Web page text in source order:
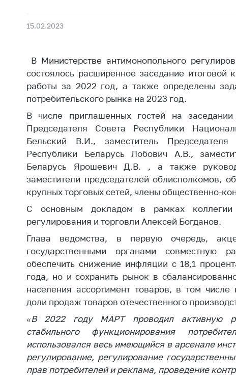
Белорусская
универсальная
Общественная
жизнь
Идеологическая
работа
Официальные
геральдические
символы
5 лет МАРТ
Деятельность
Антимонопольное
конкуренция
Торговля и услуги
Регулирование и
контроль закупок
потребителей
Регулирование
рекламной
деятельности
орган
Важное
цен
на
по
факта
15.02.2023
В Министерстве антимонопольного
состоялось расширенное заседание итоговой
работы за 2022 год, а также определены
потребительского рынка на 2023 год.
В числе приглашенных гостей на заседании
Председателя Совета Республики
Бельский В.И., заместитель Председателя
Республики Беларусь Лобович А.В.,
Беларусь Ярошевич Д.В. , а также
заместители председателей облисполкомов,
крупных торговых сетей, члены общественно-
С основным докладом в рамках коллегии
регулирования и торговли Алексей Богданов.
Глава ведомства, в первую очередь,
государственными органами совместную
обеспечить снижение инфляции с 18,1
года, но и сохранить рынок в
населения ассортимент товаров, в том
доли продаж товаров отечественного
«В 2022 году МАРТ проводил активную
стабильного функционирования
использовался весь имеющийся в арсенале
регулирование, регулирование гос
прав потребителей и реклама, проведение